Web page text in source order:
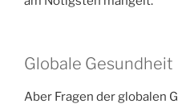
Globale Gesundheit
Aber Fragen der globalen